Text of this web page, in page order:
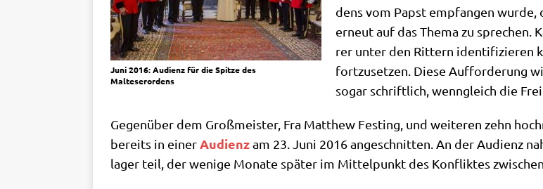
Juni 2016: Audi­enz für die Spit­ze des
Malteserordens
dens vom Papst emp­fan­gen wur­de,
erneut auf das The­ma zu
rer unter den Rit­tern iden­ti­fi­zie­ren
fort­zu­set­zen. Die­se Auf­for­de­rung
sogar schrift­lich, wenn­gleich die
Gegen­über dem Groß­mei­ster, Fra Matthew Fest­ing, und wei­te­ren zehn
bereits in einerAudi­enzam 23. Juni 2016 ange­schnit­ten. An der Audi­enz
la­ger teil, der weni­ge Mona­te spä­ter im Mit­tel­punkt des Kon­flik­tes